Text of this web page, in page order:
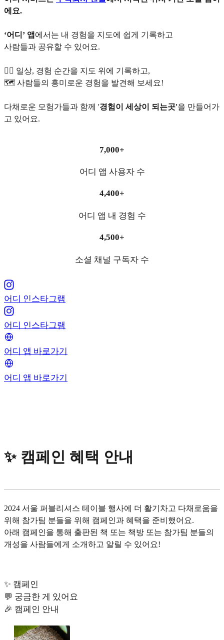
에요.
‘어디’ 앱 에서는 내 경험을 지도에 쉽게 기록하고
사람들과 공유할 수 있어요.
✍🏻 일상, 경험 순간을 지도 위에 기록하고,
🗺️ 사람들의 흥미로운 경험을 발견해 보세요!
다채로운 모험가들과 함께 '경험이 세상이 되는곳'을 만들어가
고 있어요.
7,000+
어디 앱 사용자 수
4,400+
어디 앱 내 경험 수
4,500+
소셜 채널 구독자 수
어디 인스타그램
어디 인스타그램
어디 앱 바로가기
어디 앱 바로가기
✨ 캠페인 혜택 안내
2024 서울 퍼블리셔스 테이블 행사에 더 활기차고 다채로움을
위해 참가팀 분들을 위해 캠페인과 혜택을 준비했어요.
아래 캠페인을 통해 출판된 책 또는 책방 또는 참가팀 분들의
개성을 사람들에게 소개하고 알릴 수 있어요!
✨ 캠페인
💬 궁금한 게 있어요
🎉 캠페인 안내